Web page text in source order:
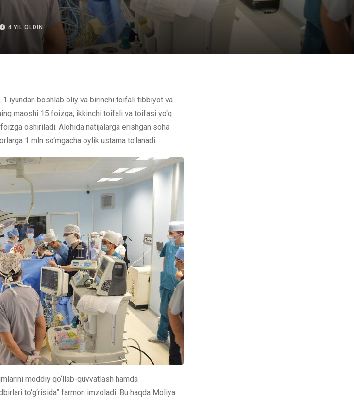
4 YIL OLDIN
maoshi 15 foizga, ikkinchi toifali va toifasi yo‘q
oshiriladi. Alohida natijalarga erishgan soha
1 mln so‘mgacha oylik ustama to‘lanadi.
moddiy qo‘llab-quvvatlash hamda
to‘g‘risida” farmon imzoladi. Bu haqda Moliya